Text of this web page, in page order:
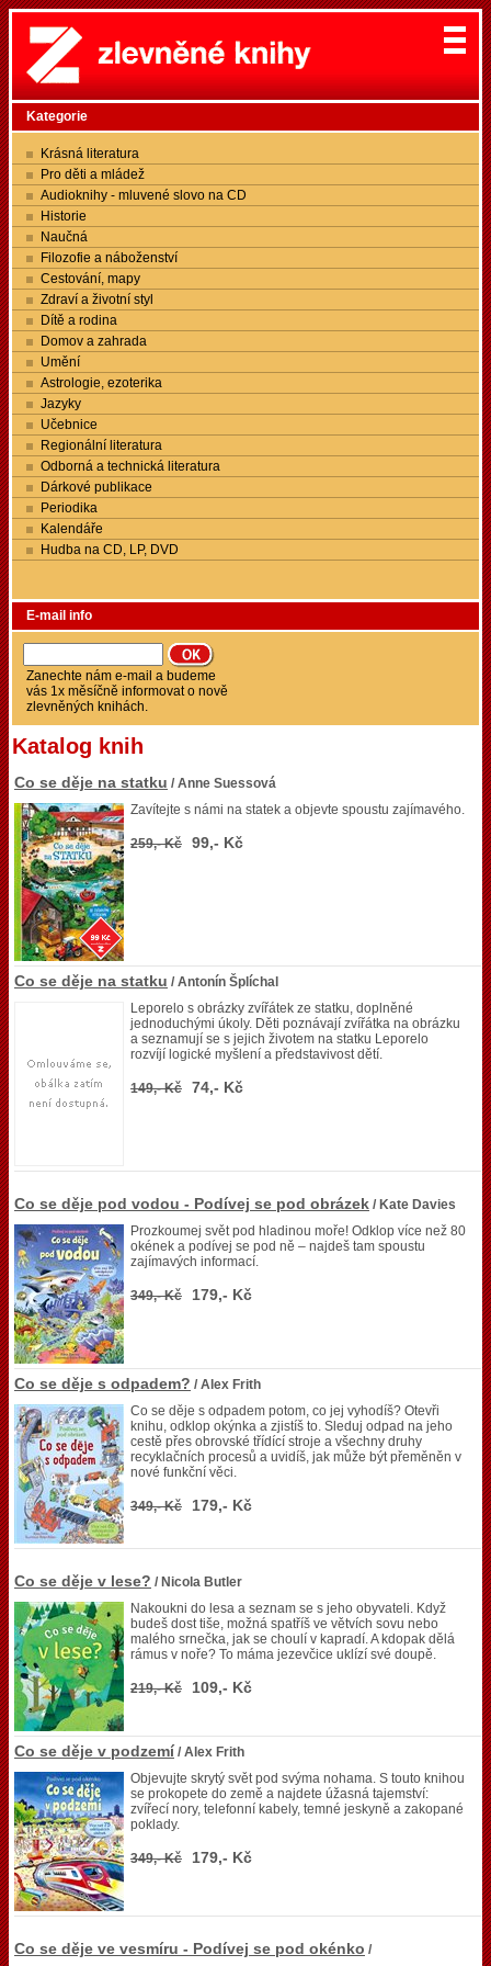
Kategorie
Krásná literatura
Pro děti a mládež
Audioknihy - mluvené slovo na CD
Historie
Naučná
Filozofie a náboženství
Cestování, mapy
Zdraví a životní styl
Dítě a rodina
Domov a zahrada
Umění
Astrologie, ezoterika
Jazyky
Učebnice
Regionální literatura
Odborná a technická literatura
Dárkové publikace
Periodika
Kalendáře
Hudba na CD, LP, DVD
E-mail info
Zanechte nám e-mail a budeme
vás 1x měsíčně informovat o nově
zlevněných knihách.
Katalog knih
Co se děje na statku / Anne Suessová
Zavítejte s námi na statek a objevte spoustu zajímavého.
259,- Kč 99,- Kč
Co se děje na statku / Antonín Šplíchal
Leporelo s obrázky zvířátek ze statku, doplněné
jednoduchými úkoly. Děti poznávají zvířátka na obrázku
a seznamují se s jejich životem na statku Leporelo
rozvíjí logické myšlení a představivost dětí.
149,- Kč 74,- Kč
Co se děje pod vodou - Podívej se pod obrázek / Kate Davies
Prozkoumej svět pod hladinou moře! Odklop více než 80
okének a podívej se pod ně – najdeš tam spoustu
zajímavých informací.
349,- Kč 179,- Kč
Co se děje s odpadem? / Alex Frith
Co se děje s odpadem potom, co jej vyhodíš? Otevři
knihu, odklop okýnka a zjistíš to. Sleduj odpad na jeho
cestě přes obrovské třídící stroje a všechny druhy
recyklačních procesů a uvidíš, jak může být přeměněn v
nové funkční věci.
349,- Kč 179,- Kč
Co se děje v lese? / Nicola Butler
Nakoukni do lesa a seznam se s jeho obyvateli. Když
budeš dost tiše, možná spatříš ve větvích sovu nebo
malého srnečka, jak se choulí v kapradí. A kdopak dělá
rámus v noře? To máma jezevčice uklízí své doupě.
219,- Kč 109,- Kč
Co se děje v podzemí / Alex Frith
Objevujte skrytý svět pod svýma nohama. S touto knihou
se prokopete do země a najdete úžasná tajemství:
zvířecí nory, telefonní kabely, temné jeskyně a zakopané
poklady.
349,- Kč 179,- Kč
Co se děje ve vesmíru - Podívej se pod okénko /